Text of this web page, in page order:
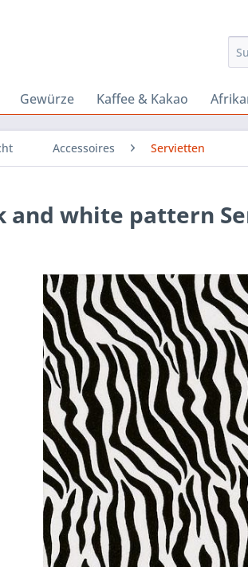
Gewürze Kaffee & Kakao
Accessoires Servietten
and white pattern